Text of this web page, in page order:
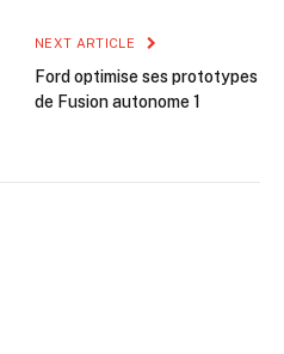
NEXT ARTICLE
Ford optimise ses prototypes
de Fusion autonome 1